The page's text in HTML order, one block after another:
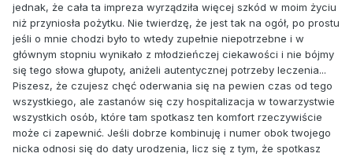
jednak, że cała ta impreza wyrządziła więcej szkód w moim życiu
niż przyniosła pożytku. Nie twierdzę, że jest tak na ogół, po prostu
jeśli o mnie chodzi było to wtedy zupełnie niepotrzebne i w
głównym stopniu wynikało z młodzieńczej ciekawości i nie bójmy
się tego słowa głupoty, aniżeli autentycznej potrzeby leczenia...
Piszesz, że czujesz chęć oderwania się na pewien czas od tego
wszystkiego, ale zastanów się czy hospitalizacja w towarzystwie
wszystkich osób, które tam spotkasz ten komfort rzeczywiście
może ci zapewnić. Jeśli dobrze kombinuję i numer obok twojego
nicka odnosi się do daty urodzenia, licz się z tym, że spotkasz